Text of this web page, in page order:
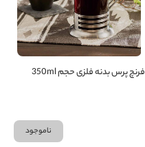
فرنچ پرس بدنه فلزی حجم 350ml
ناموجود